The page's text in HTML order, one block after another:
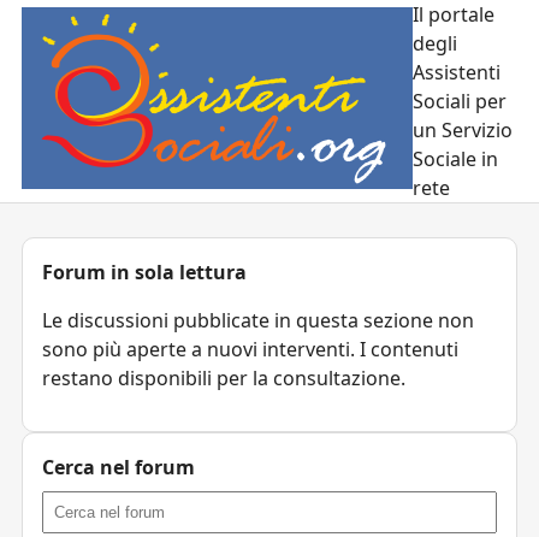
Il portale
degli
Assistenti
Sociali per
un Servizio
Sociale in
rete
Forum in sola lettura
Le discussioni pubblicate in questa sezione non
sono più aperte a nuovi interventi. I contenuti
restano disponibili per la consultazione.
Cerca nel forum